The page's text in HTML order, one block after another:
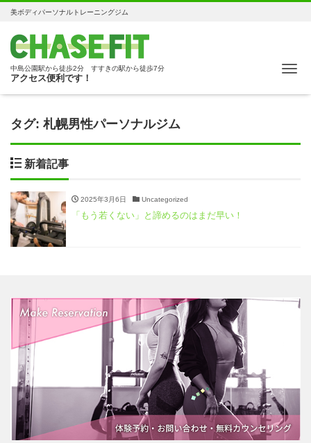
美ボディパーソナルトレーニングジム
中島公園駅から徒歩2分 すすきの駅から徒歩7分
アクセス便利です！
タグ: 札幌男性パーソナルジム
新着記事
2025年3月6日 Uncategorized
「もう若くない」と諦めるのはまだ早い！